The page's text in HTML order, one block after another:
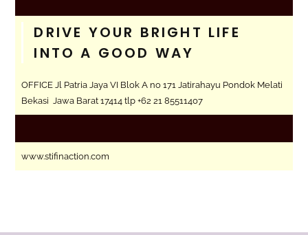
DRIVE YOUR BRIGHT LIFE
INTO A GOOD WAY
OFFICE Jl Patria Jaya VI Blok A no 171 Jatirahayu Pondok Melati
Bekasi Jawa Barat 17414 tlp +62 21 85511407
www.stifinaction.com